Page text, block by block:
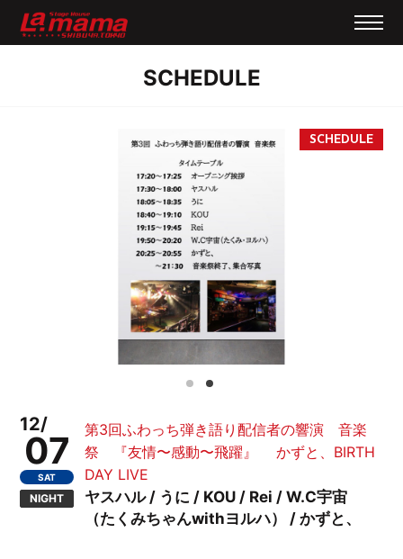
SCHEDULE
12/
07
SAT
NIGHT
第3回ふわっち弾き語り配信者の響演 音楽
祭 『友情〜感動〜飛躍』 かずと、BIRTH
DAY LIVE
ヤスハル / うに / KOU / Rei / W.C宇宙
（たくみちゃんwithヨルハ） / かずと、